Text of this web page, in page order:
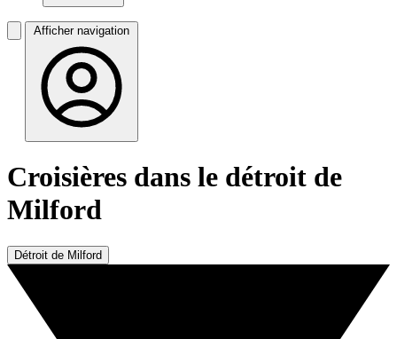
Afficher navigation
Croisières dans le détroit de
Milford
Détroit de Milford